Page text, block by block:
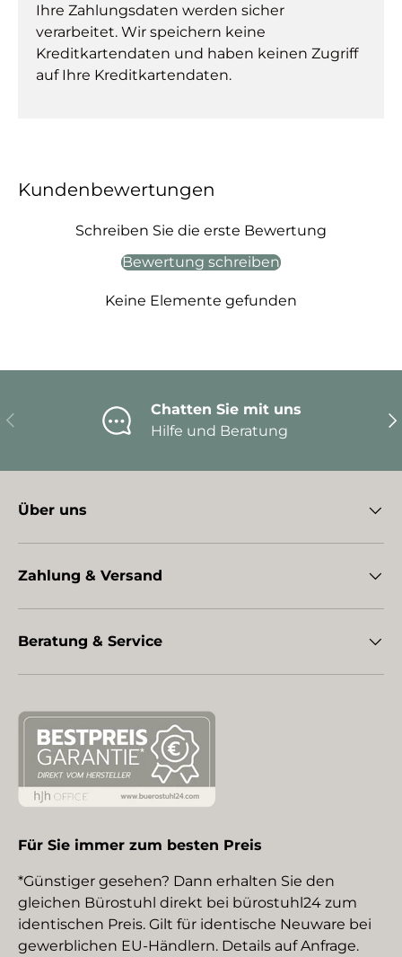
Ihre Zahlungsdaten werden sicher
verarbeitet. Wir speichern keine
Kreditkartendaten und haben keinen Zugriff
auf Ihre Kreditkartendaten.
Kundenbewertungen
Schreiben Sie die erste Bewertung
Bewertung schreiben
Keine Elemente gefunden
Vorherige
Chatten Sie mit uns
Hilfe und Beratung
Über uns
Zahlung & Versand
Beratung & Service
Für Sie immer zum besten Preis
*Günstiger gesehen? Dann erhalten Sie den
gleichen Bürostuhl direkt bei bürostuhl24 zum
identischen Preis. Gilt für identische Neuware bei
gewerblichen EU-Händlern. Details auf Anfrage.